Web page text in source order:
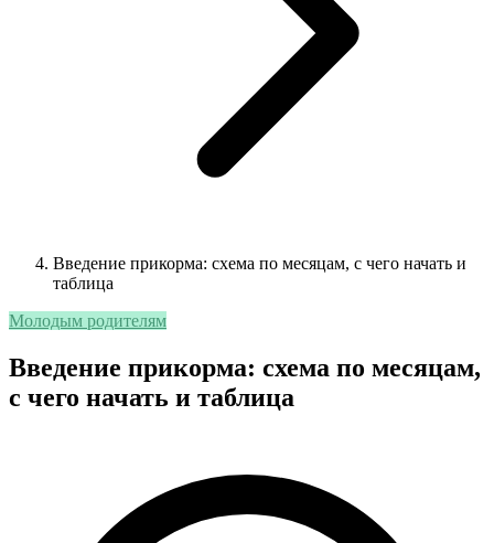
Введение прикорма: схема по месяцам, с чего начать и
таблица
Молодым родителям
Введение прикорма: схема по месяцам,
с чего начать и таблица